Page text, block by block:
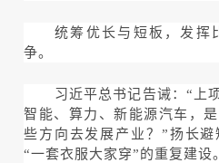
统筹优长与短板，发挥
争。
习近平总书记告诫：“上
智能、算力、新能源汽车，
些方向去发展产业？”扬长
“一套衣服大家穿”的重复建设。